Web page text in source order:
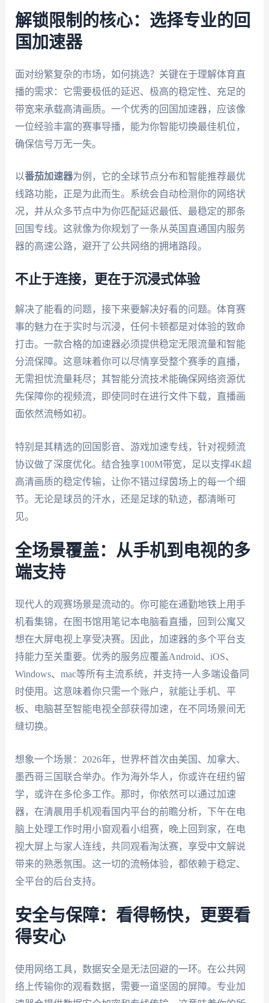
解锁限制的核心：选择专业的回
国加速器
面对纷繁复杂的市场，如何挑选？关键在于理解体育直
播的需求：它需要极低的延迟、极高的稳定性、充足的
带宽来承载高清画质。一个优秀的回国加速器，应该像
一位经验丰富的赛事导播，能为你智能切换最佳机位，
确保信号万无一失。
以番茄加速器为例，它的全球节点分布和智能推荐最优
线路功能，正是为此而生。系统会自动检测你的网络状
况，并从众多节点中为你匹配延迟最低、最稳定的那条
回国专线。这就像为你规划了一条从英国直通国内服务
器的高速公路，避开了公共网络的拥堵路段。
不止于连接，更在于沉浸式体验
解决了能看的问题，接下来要解决好看的问题。体育赛
事的魅力在于实时与沉浸，任何卡顿都是对体验的致命
打击。一款合格的加速器必须提供稳定无限流量和智能
分流保障。这意味着你可以尽情享受整个赛季的直播，
无需担忧流量耗尽；其智能分流技术能确保网络资源优
先保障你的视频流，即使同时在进行文件下载，直播画
面依然流畅如初。
特别是其精选的回国影音、游戏加速专线，针对视频流
协议做了深度优化。结合独享100M带宽，足以支撑4K超
高清画质的稳定传输，让你不错过绿茵场上的每一个细
节。无论是球员的汗水，还是足球的轨迹，都清晰可
见。
全场景覆盖：从手机到电视的多
端支持
现代人的观赛场景是流动的。你可能在通勤地铁上用手
机看集锦，在图书馆用笔记本电脑看直播，回到公寓又
想在大屏电视上享受决赛。因此，加速器的多个平台支
持能力至关重要。优秀的服务应覆盖Android、iOS、
Windows、mac等所有主流系统，并支持一人多端设备同
时使用。这意味着你只需一个账户，就能让手机、平
板、电脑甚至智能电视全部获得加速，在不同场景间无
缝切换。
想象一个场景：2026年，世界杯首次由美国、加拿大、
墨西哥三国联合举办。作为海外华人，你或许在纽约留
学，或许在多伦多工作。那时，你依然可以通过加速
器，在清晨用手机观看国内平台的前瞻分析，下午在电
脑上处理工作时用小窗观看小组赛，晚上回到家，在电
视大屏上与家人连线，共同观看淘汰赛，享受中文解说
带来的熟悉氛围。这一切的流畅体验，都依赖于稳定、
全平台的后台支持。
安全与保障：看得畅快，更要看
得安心
使用网络工具，数据安全是无法回避的一环。在公共网
络上传输你的观看数据，需要一道坚固的屏障。专业加